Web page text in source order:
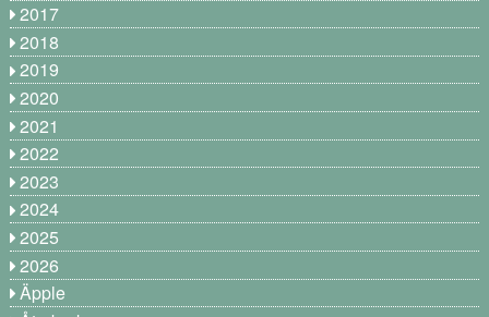
2017
2018
2019
2020
2021
2022
2023
2024
2025
2026
Äpple